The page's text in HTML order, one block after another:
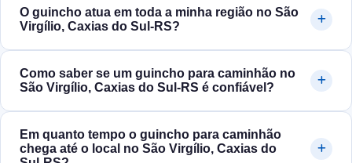
O guincho atua em toda a minha região no São
Virgílio, Caxias do Sul‑RS?
Como saber se um guincho para caminhão no
São Virgílio, Caxias do Sul‑RS é confiável?
Em quanto tempo o guincho para caminhão
chega até o local no São Virgílio, Caxias do